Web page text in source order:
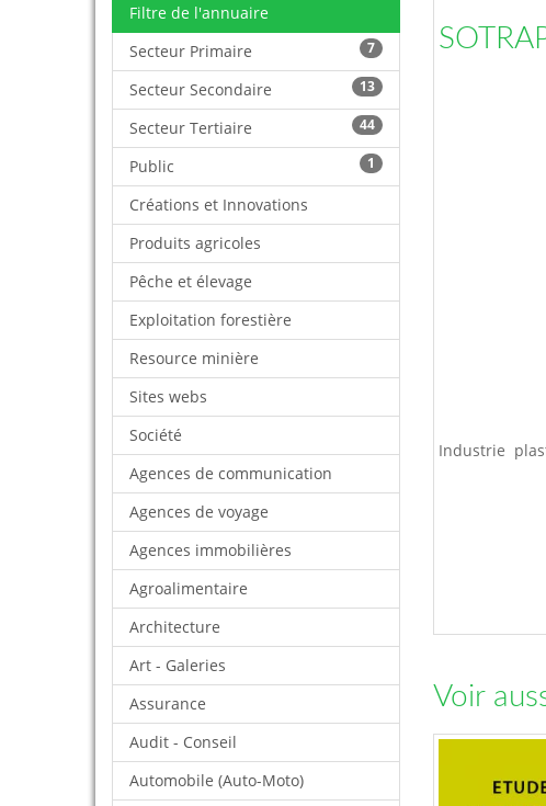
Filtre de l'annuaire
7
Secteur Primaire
13
Secteur Secondaire
44
Secteur Tertiaire
1
Public
Créations et Innovations
Produits agricoles
Pêche et élevage
Exploitation forestière
Resource minière
Sites webs
Société
Agences de communication
Agences de voyage
Agences immobilières
Agroalimentaire
Architecture
Art - Galeries
Assurance
Audit - Conseil
Automobile (Auto-Moto)
Industrie
Voir